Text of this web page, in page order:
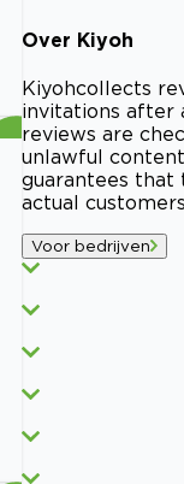
Over Kiyoh
Kiyohcollects
invitations after
reviews are
unlawful
guarantees that
actual
Voor bedrijven